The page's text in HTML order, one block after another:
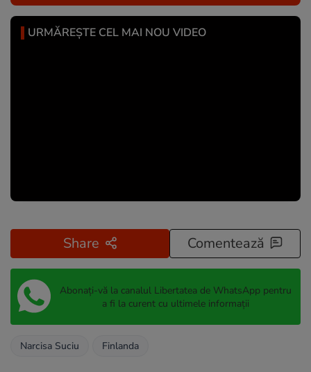
URMĂREȘTE CEL MAI NOU VIDEO
Share Comentează
Abonați-vă la canalul Libertatea de WhatsApp pentru
a fi la curent cu ultimele informații
Narcisa Suciu Finlanda